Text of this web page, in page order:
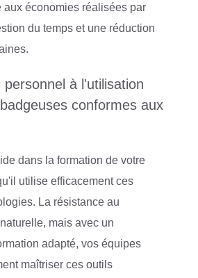
aux économies réalisées par
du temps et une réduction
à l'utilisation
conformes aux
dans la formation de votre
utilise efficacement ces
La résistance au
mais avec un
adapté, vos équipes
maîtriser ces outils